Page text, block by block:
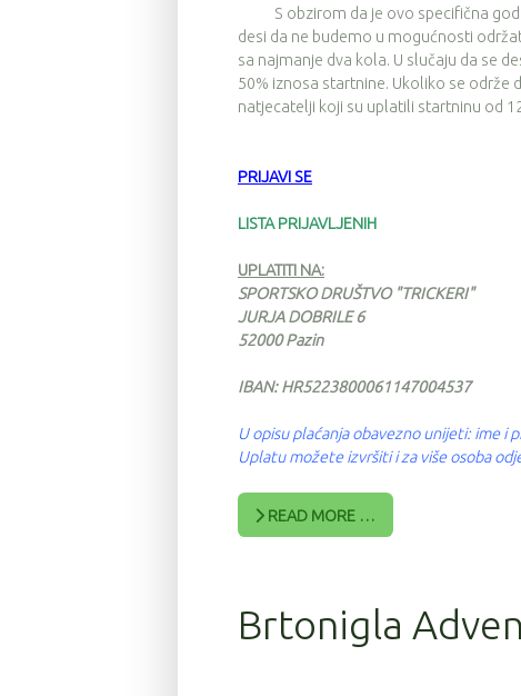
S obzirom da je ovo specifična
desi da ne budemo u mogućnosti
sa najmanje dva kola. U slučaju da se
50% iznosa startnine. Ukoliko se održe
natjecatelji koji su uplatili startninu od
PRIJAVI SE
LISTA PRIJAVLJENIH
UPLATITI NA:
SPORTSKO DRUŠTVO "TRICKERI"
JURJA DOBRILE 6
52000 Pazin
IBAN: HR5223800061147004537
U opisu plaćanja obavezno unijeti: ime i
Uplatu možete izvršiti i za više osoba
READ MORE …
Brtonigla